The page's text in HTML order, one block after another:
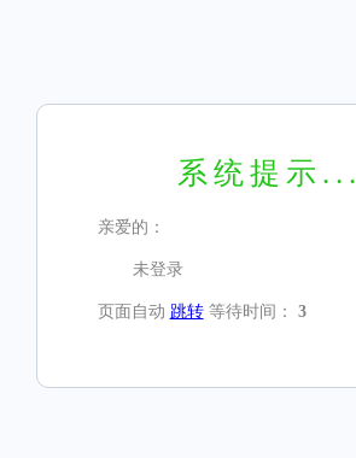
系统提示...
亲爱的：
未登录
页面自动 跳转等待时间： 3